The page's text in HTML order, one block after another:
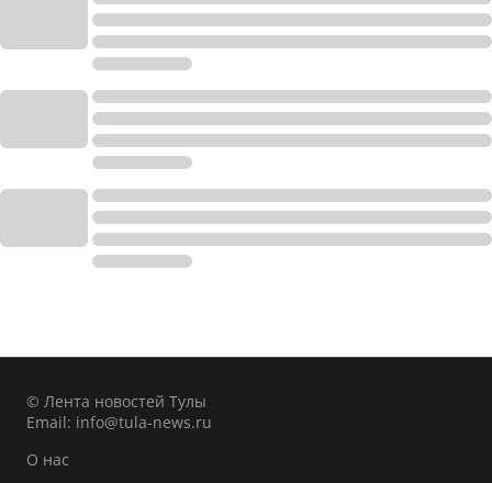
© Лента новостей Тулы
Email: info@tula-news.ru
О нас